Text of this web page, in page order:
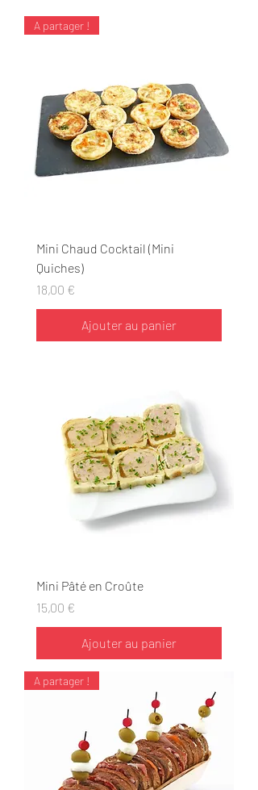
A partager !
Mini Chaud Cocktail (Mini
Quiches)
Prix
18,00 €
Ajouter au panier
Mini Pâté en Croûte
Prix
15,00 €
Ajouter au panier
A partager !